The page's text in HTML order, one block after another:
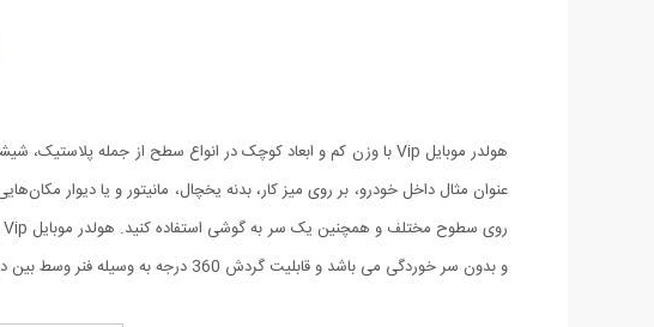
و بدون سر خوردگی می باشد و قابلیت گردش 360 درجه به وسیله فنر وسط بین دو پایه را دارا می باشد.